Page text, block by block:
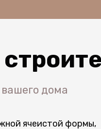
дома
ячеистой формы,